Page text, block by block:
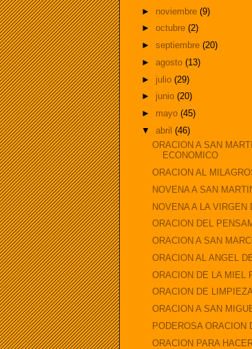
► noviembre (9)
► octubre (2)
► septiembre (20)
► agosto (13)
► julio (29)
► junio (20)
► mayo (45)
▼ abril (46)
ORACION A SAN
ECONOMICO
ORACION AL
NOVENA A SAN
NOVENA A LA VIRGEN
ORACION DEL
ORACION A SAN
ORACION AL ANGEL
ORACION DE LA MIEL
ORACION DE
ORACION A SAN
PODEROSA ORACION
ORACION PARA